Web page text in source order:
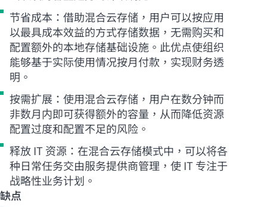
节省成本：借助混合云存储，用户可以按应用
以最具成本效益的方式存储数据， 无需购买和
配置额外的本地存储基础设施。此优点使组织
能够基于实际使用情况按月付款，实现财务透
明。
按需扩展：使用混合云存储，用户在数分钟而
非数月内即可获得额外的容量，从而降低资源
配置过度和配置不足的风险。
释放 IT 资源：在混合云存储模式中，可以将各
种日常任务交由服务提供商管理，使 IT 专注于
战略性业务计划。
缺点